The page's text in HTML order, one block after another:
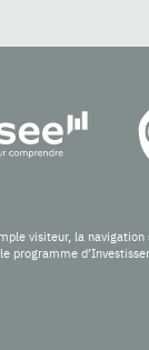
visiteur, la
programme